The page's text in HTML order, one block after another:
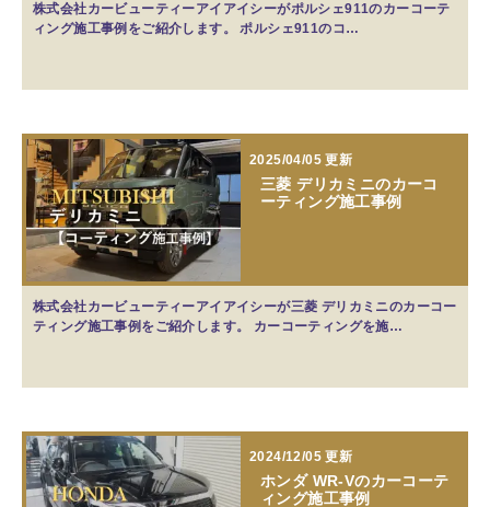
株式会社カービューティーアイアイシーがポルシェ911のカーコーテ
ィング施工事例をご紹介します。 ポルシェ911のコ…
2025/04/05 更新
三菱 デリカミニのカーコ
ーティング施工事例
株式会社カービューティーアイアイシーが三菱 デリカミニのカーコー
ティング施工事例をご紹介します。 カーコーティングを施…
2024/12/05 更新
ホンダ WR-Vのカーコーテ
ィング施工事例